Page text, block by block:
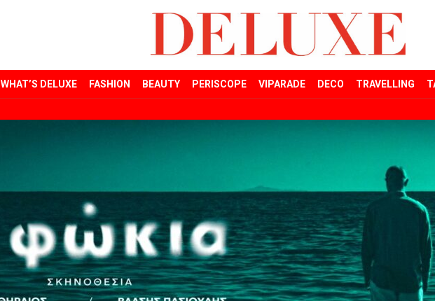
WHAT’S DELUXE FASHION BEAUTY PERISCOPE VIPARADE DECO TRAVELLING